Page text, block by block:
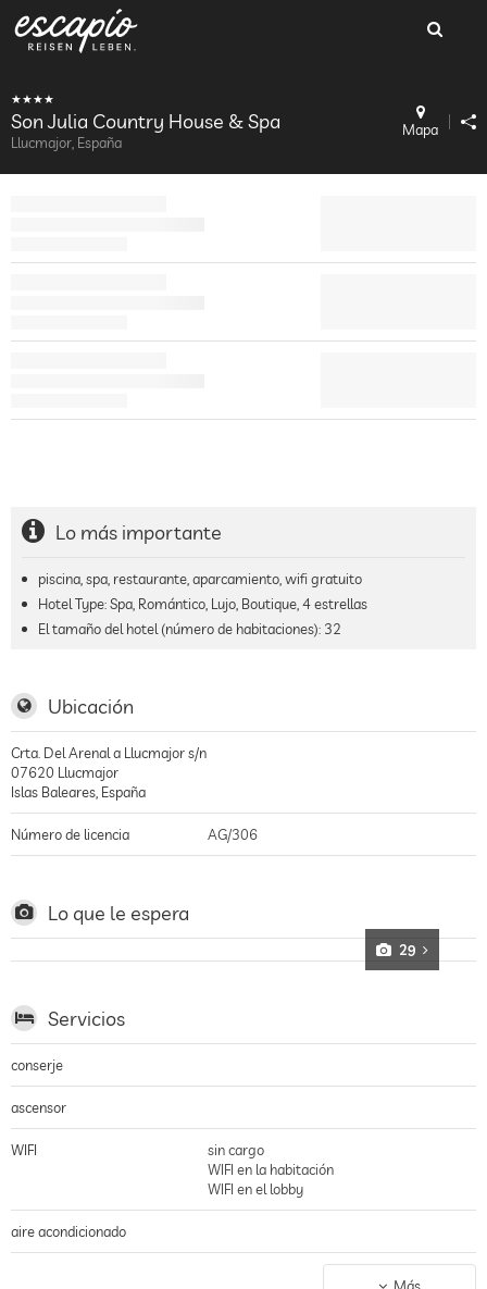
Son Julia Country House & Spa
Llucmajor, España
Mapa
Lo más importante
piscina, spa, restaurante, aparcamiento, wifi gratuito
Hotel Type: Spa, Romántico, Lujo, Boutique, 4 estrellas
El tamaño del hotel (número de habitaciones): 32
Ubicación
Crta. Del Arenal a Llucmajor s/n
07620 Llucmajor
Islas Baleares España
Número de licencia AG/306
Lo que le espera
29
Servicios
conserje
ascensor
WIFI
sin cargo
WIFI en la habitación
WIFI en el lobby
aire acondicionado